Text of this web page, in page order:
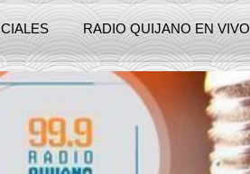
RADIO QUIJANO EN VIVO